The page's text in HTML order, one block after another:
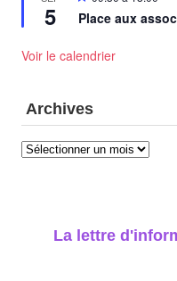
5
avant
Place aux
Voir le calendrier
Archives
Archives
La lettre